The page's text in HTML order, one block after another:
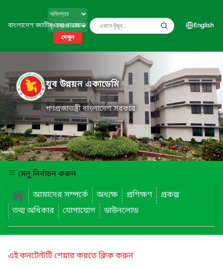
বাংলাদেশ জাতীয় তথ্য বাতায়ন
দেখুন
English
যুব উন্নয়ন একাডেমি
গণপ্রজাতন্ত্রী বাংলাদেশ সরকার
মেনু নির্বাচন করুন
আমাদের সম্পর্কে
অধ্যক্ষ প্রশিক্ষণ
প্রকল্প
তথ্য অধিকার
যোগাযোগ ডাউনলোড
এই কনটেন্টটি শেয়ার করতে ক্লিক করুন